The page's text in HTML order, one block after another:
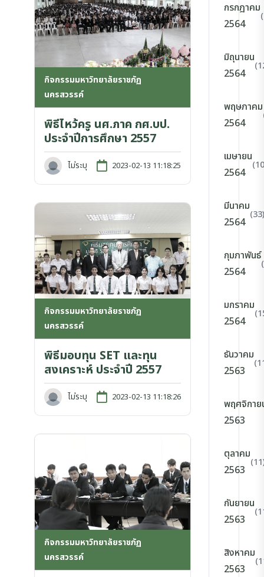
กิจกรรมมหาวิทยาลัยราชภัฏ
นครสวรรค์
พิธีไหว้ครู นศ.ภาค กศ.บป.
ประจำปีการศึกษา 2557
ไม่ระบุ 2023-02-13 11:18:25
กิจกรรมมหาวิทยาลัยราชภัฏ
นครสวรรค์
พิธีมอบทุน SET และทุน
สงเคราะห์ ประจำปี 2557
ไม่ระบุ 2023-02-13 11:18:26
กิจกรรมมหาวิทยาลัยราชภัฏ
นครสวรรค์
กรกฎาคม
2564
มิถุนายน
2564
พฤษภาคม
2564
เมษายน
2564
มีนาคม
2564
(33)
กุมภาพันธ์
2564
มกราคม
2564
ธันวาคม
2563
พฤศจิกาย
2563
ตุลาคม
2563
กันยายน
2563
สิงหาคม
2563